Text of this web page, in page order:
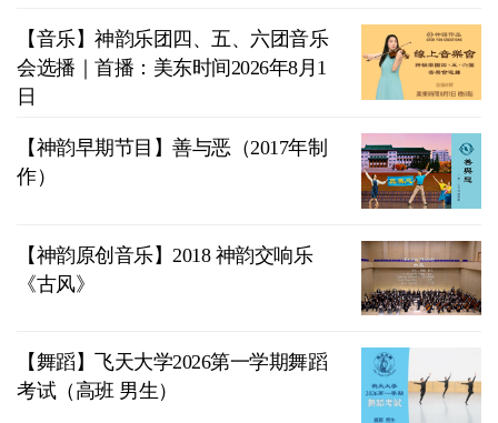
【音乐】神韵乐团四、五、六团音乐
会选播｜首播：美东时间2026年8月1
日
【神韵早期节目】善与恶（2017年制
作）
【神韵原创音乐】2018 神韵交响乐
《古风》
【舞蹈】飞天大学2026第一学期舞蹈
考试（高班 男生）